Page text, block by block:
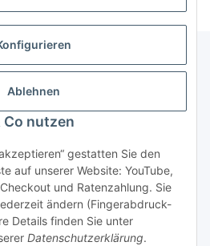
Ablehnen
Co nutzen
gestatten Sie den
auf unserer Website: YouTube,
und Ratenzahlung. Sie
ändern (Fingerabdruck-
Details finden Sie unter
Datenschutzerklärung.
widerrufen